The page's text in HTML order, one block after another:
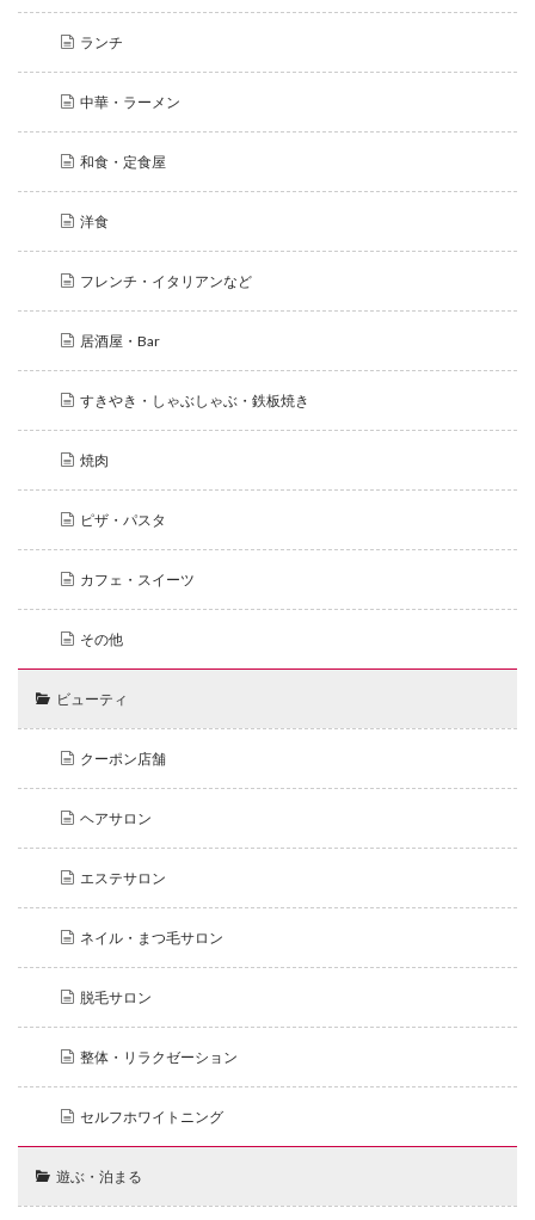
ランチ
中華・ラーメン
和食・定食屋
洋食
フレンチ・イタリアンなど
居酒屋・Bar
すきやき・しゃぶしゃぶ・鉄板焼き
焼肉
ピザ・パスタ
カフェ・スイーツ
その他
ビューティ
クーポン店舗
ヘアサロン
エステサロン
ネイル・まつ毛サロン
脱毛サロン
整体・リラクゼーション
セルフホワイトニング
遊ぶ・泊まる